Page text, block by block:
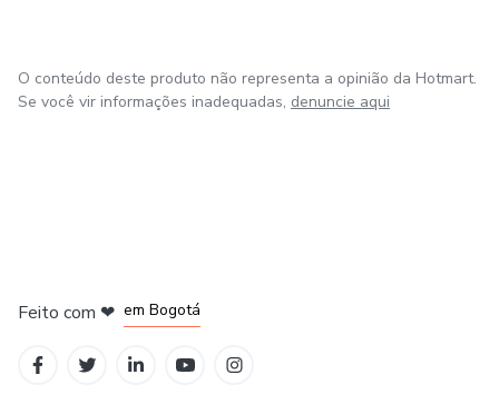
O conteúdo deste produto não representa a opinião da Hotmart.
Se você vir informações inadequadas, denuncie aqui
Feito com ❤ em Bogotá